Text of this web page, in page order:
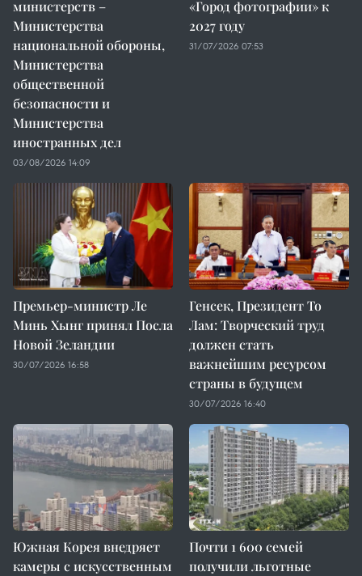
министерств –
Министерства
национальной обороны,
Министерства
общественной
безопасности и
Министерства
иностранных дел
03/08/2026 14:09
«Город фотографии» к
2027 году
31/07/2026 07:53
Премьер-министр Ле
Минь Хынг принял Посла
Новой Зеландии
30/07/2026 16:58
Генсек, Президент То
Лам: Творческий труд
должен стать
важнейшим ресурсом
страны в будущем
30/07/2026 16:40
Южная Корея внедряет
камеры с искусственным
Почти 1 600 семей
получили льготные